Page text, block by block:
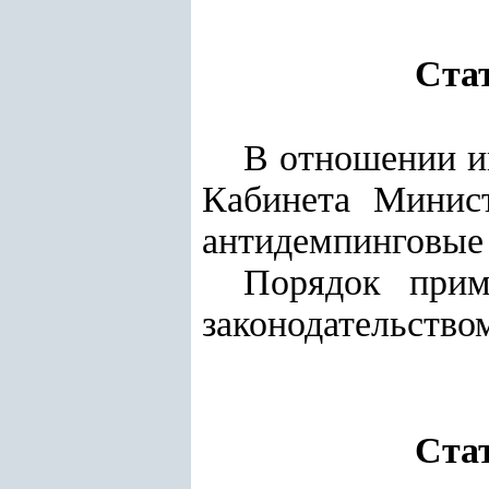
В отношении
Кабинета
Порядок